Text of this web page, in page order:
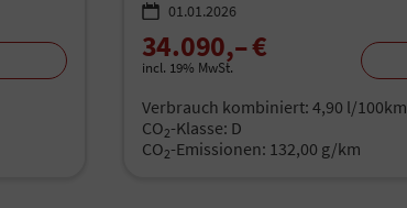
01.01.2026
34.090,– €
incl. 19% MwSt.
Verbrauch kombiniert: 4,90 l/100km
CO2-Klasse: D
CO2-Emissionen: 132,00 g/km